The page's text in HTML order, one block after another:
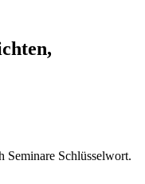
Seminare Schlüsselwort.